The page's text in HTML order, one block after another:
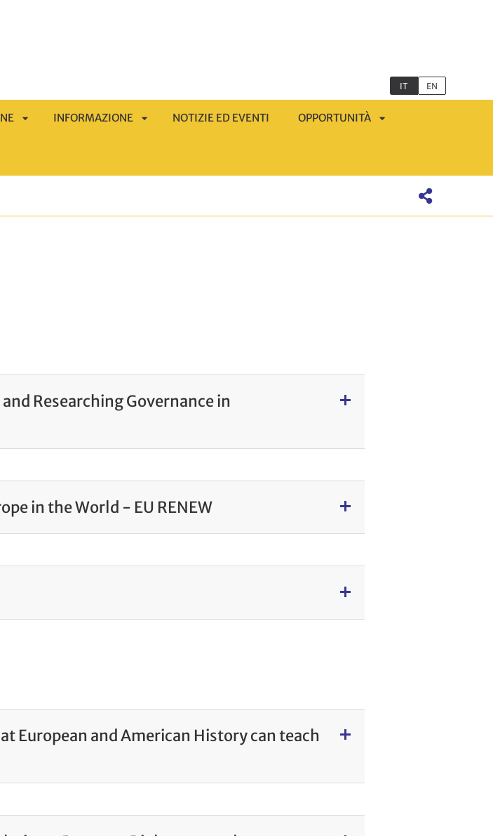
IT EN
INFORMAZIONE NOTIZIE ED EVENTI OPPORTUNITÀ
SOTTOMENÙ
Researching Governance in
in the World - EU RENEW
European and American History can teach